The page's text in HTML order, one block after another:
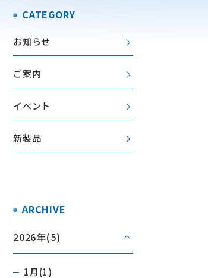
CATEGORY
お知らせ
ご案内
イベント
新製品
ARCHIVE
2026年(5)
1月(1)